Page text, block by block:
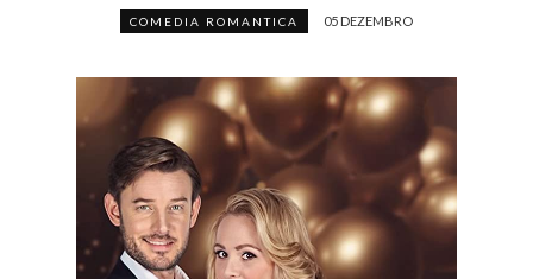
COMEDIA ROMANTICA 05 DEZEMBRO